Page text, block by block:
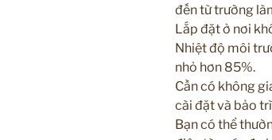
đến từ trường
Lắp đặt ở nơi
Nhiệt độ môi
nhỏ hơn 85%.
Cần có không
cài đặt và bảo
Bạn có thể